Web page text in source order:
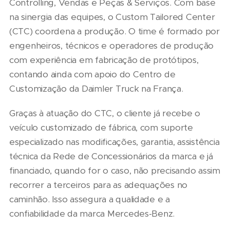
Controlling, Vendas e Peças & Serviços. Com base
na sinergia das equipes, o Custom Tailored Center
(CTC) coordena a produção. O time é formado por
engenheiros, técnicos e operadores de produção
com experiência em fabricação de protótipos,
contando ainda com apoio do Centro de
Customização da Daimler Truck na França.
Graças à atuação do CTC, o cliente já recebe o
veículo customizado de fábrica, com suporte
especializado nas modificações, garantia, assistência
técnica da Rede de Concessionários da marca e já
financiado, quando for o caso, não precisando assim
recorrer a terceiros para as adequações no
caminhão. Isso assegura a qualidade e a
confiabilidade da marca Mercedes-Benz.